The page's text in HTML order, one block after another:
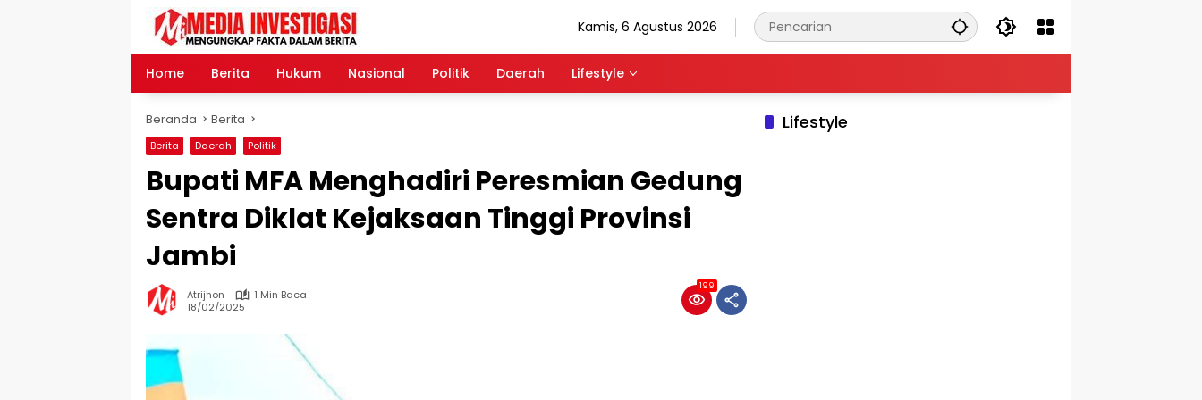
Kamis, 6 Agustus 2026
Home Berita Hukum Nasional Politik Daerah Lifestyle
Beranda Berita
Berita Daerah Politik
Bupati MFA Menghadiri Peresmian Gedung
Sentra Diklat Kejaksaan Tinggi Provinsi
Jambi
Atrijhon
1 Min Baca
18/02/2025
199
Lifestyle